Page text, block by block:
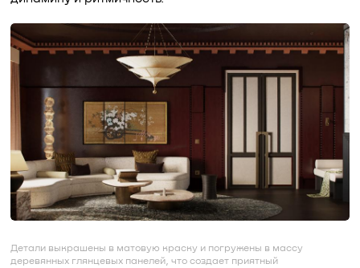
Детали выкрашены в матовую краску и погружены в массу
деревянных глянцевых панелей, что создает приятный